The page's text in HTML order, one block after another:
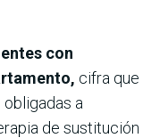
con
cifra que
a
de sustitución